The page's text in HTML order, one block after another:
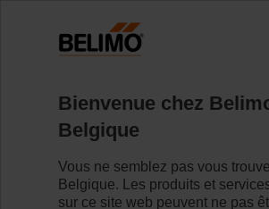
Investissons
ensemble
Bienvenue chez
Belgique
Vous ne semblez pas vous
Belgique. Les produits et
sur ce site web peuvent ne pas